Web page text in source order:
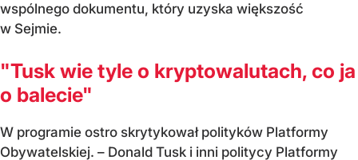
wspólnego dokumentu, który uzyska większość
w Sejmie.
"Tusk wie tyle o kryptowalutach, co ja
o balecie"
W programie ostro skrytykował polityków Platformy
Obywatelskiej. – Donald Tusk i inni politycy Platformy